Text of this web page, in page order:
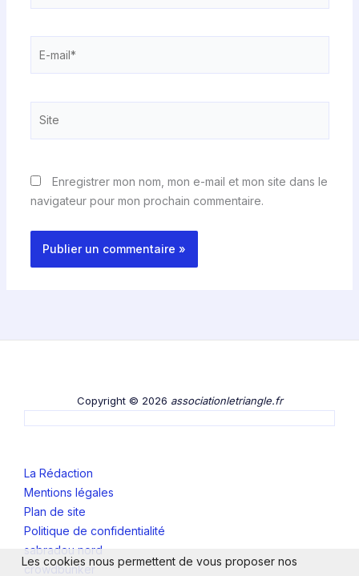
mail*
Enregistrer mon nom, mon e-mail et mon site dans le
navigateur pour mon prochain commentaire.
Copyright © 2026 associationletriangle.fr
La Rédaction
Mentions légales
Plan de site
Politique de confidentialité
sabradou nord
crowdbunker
Les cookies nous permettent de vous proposer nos